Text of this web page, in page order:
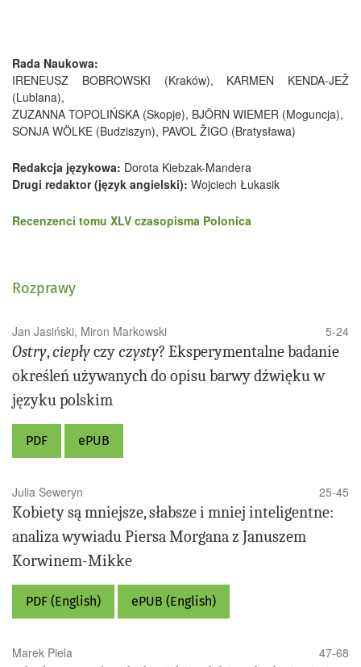
Rada Naukowa:
IRENEUSZ BOBROWSKI (Kraków), KARMEN KENDA-JEŽ
(Lublana),
ZUZANNA TOPOLIŃSKA (Skopje), BJÖRN WIEMER (Moguncja),
SONJA WÖLKE (Budziszyn), PAVOL ŽIGO (Bratysława)
Redakcja językowa: Dorota Kiebzak-Mandera
Drugi redaktor (język angielski): Wojciech Łukasik
Recenzenci tomu XLV czasopisma Polonica
Adres Redakcji:
al. Mickiewicza 31
31-120 Kraków
ISSN 0137-9712
Copyright by Instytut Języka Polskiego PAN, Kraków 2025
This publication is published under the terms of the Creative
Commons Attribution –
Rozprawy
Jan Jasiński, Miron Markowski 5-24
Ostry,ciepłyczyczysty? Eksperymentalne badanie
określeń używanych do opisu barwy dźwięku w
języku polskim
PDF ePUB
Julia Seweryn 25-45
Kobiety są mniejsze, słabsze i mniej inteligentne:
analiza wywiadu Piersa Morgana z Januszem
Korwinem-Mikke
PDF (English) ePUB (English)
Marek Piela 47-68